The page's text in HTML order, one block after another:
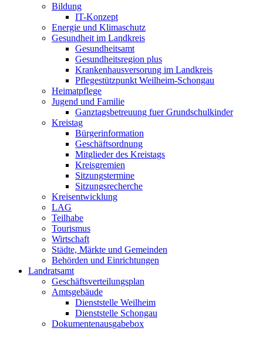
Bildung
IT-Konzept
Energie und Klimaschutz
Gesundheit im Landkreis
Gesundheitsamt
Gesundheitsregion plus
Krankenhausversorung im Landkreis
Pflegestützpunkt Weilheim-Schongau
Heimatpflege
Jugend und Familie
Ganztagsbetreuung fuer Grundschulkinder
Kreistag
Bürgerinformation
Geschäftsordnung
Mitglieder des Kreistags
Kreisgremien
Sitzungstermine
Sitzungsrecherche
Kreisentwicklung
LAG
Teilhabe
Tourismus
Wirtschaft
Städte, Märkte und Gemeinden
Behörden und Einrichtungen
Landratsamt
Geschäftsverteilungsplan
Amtsgebäude
Dienststelle Weilheim
Dienststelle Schongau
Dokumentenausgabebox